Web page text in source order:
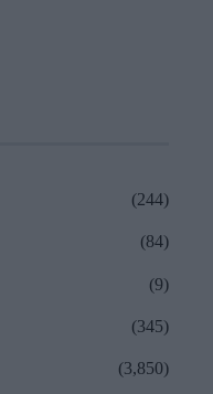
(244)
(84)
(9)
(345)
(3,850)